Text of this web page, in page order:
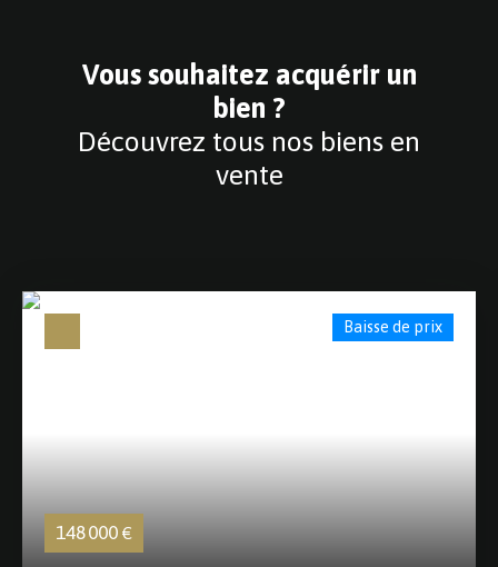
Vous souhaitez acquérir un
bien ?
Découvrez tous nos biens en
vente
148 000 €
Baisse de prix